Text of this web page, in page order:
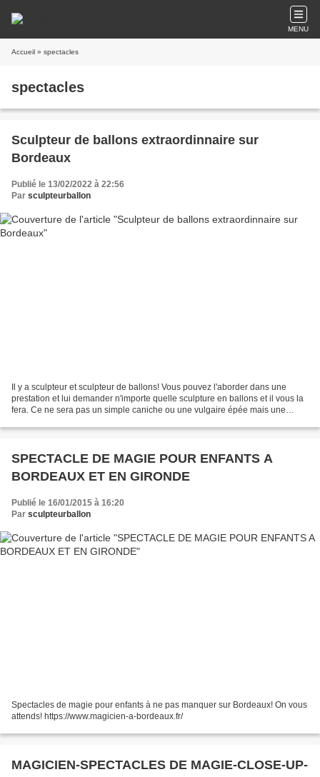
MENU
Accueil » spectacles
spectacles
Sculpteur de ballons extraordinnaire sur
Bordeaux
Publié le 13/02/2022 à 22:56
Par sculpteurballon
Il y a sculpteur et sculpteur de ballons! Vous pouvez l'aborder dans une
prestation et lui demander n'importe quelle sculpture en ballons et il vous la
fera. Ce ne sera pas un simple caniche ou une vulgaire épée mais une
SPECTACLE DE MAGIE POUR ENFANTS A
BORDEAUX ET EN GIRONDE
Publié le 16/01/2015 à 16:20
Par sculpteurballon
Spectacles de magie pour enfants à ne pas manquer sur Bordeaux! On vous
attends! https://www.magicien-a-bordeaux.fr/
MAGICIEN-SPECTACLES DE MAGIE-CLOSE-UP-